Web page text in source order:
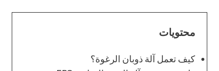
محتويات
كيف تعمل آلة ذوبان الرغوة؟